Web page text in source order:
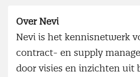
Over Nevi
Nevi is het kennisnetwerk
contract- en supply
door visies en inzichten uit